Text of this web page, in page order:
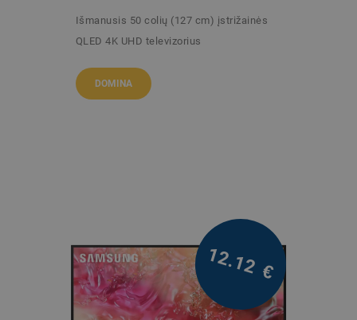
Išmanusis 50 colių (127 cm) įstrižainės
QLED 4K UHD televizorius
DOMINA
12.12 €